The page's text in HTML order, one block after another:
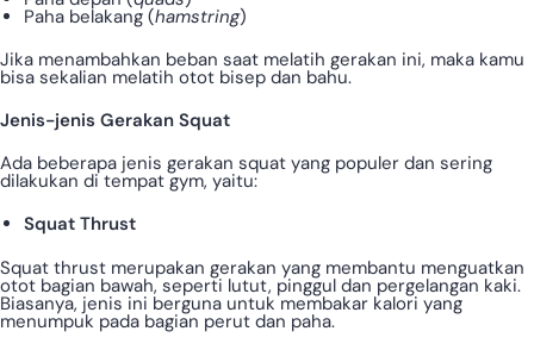
Paha belakang (hamstring)
Jika menambahkan beban saat melatih gerakan ini, maka kamu
bisa sekalian melatih otot bisep dan bahu.
Jenis-jenis Gerakan Squat
Ada beberapa jenis gerakan squat yang populer dan sering
dilakukan di tempat gym, yaitu:
Squat Thrust
Squat thrust merupakan gerakan yang membantu menguatkan
otot bagian bawah, seperti lutut, pinggul dan pergelangan kaki.
Biasanya, jenis ini berguna untuk membakar kalori yang
menumpuk pada bagian perut dan paha.